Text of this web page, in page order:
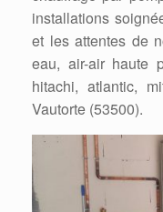
installations
et les attentes de
eau, air-air haute
hitachi, atlantic,
Vautorte (53500).